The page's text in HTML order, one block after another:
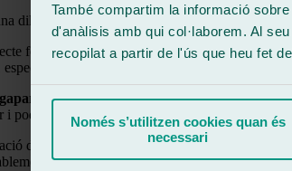
També compartim la informació
d'anàlisis amb qui col·laborem. Al
recopilat a partir de l'ús que heu fet
Només s’utilitzen cookies quan és
necessari
dilatada experiència al món de l’automòbil, et
fonamental per a una conducció segura.
en escenaris de trànsit intens o
A causa de la incorrecta alineació
poden desgastar-se de forma desigual.
deficient també pot comprometre la
això incrementa el risc de lesions greus.